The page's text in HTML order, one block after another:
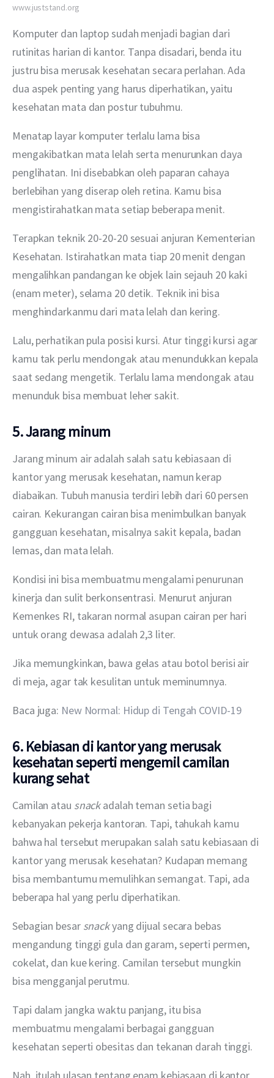
www.juststand.org
Komputer dan laptop sudah menjadi bagian dari
rutinitas harian di kantor. Tanpa disadari, benda itu
justru bisa merusak kesehatan secara perlahan. Ada
dua aspek penting yang harus diperhatikan, yaitu
kesehatan mata dan postur tubuhmu.
Menatap layar komputer terlalu lama bisa
mengakibatkan mata lelah serta menurunkan daya
penglihatan. Ini disebabkan oleh paparan cahaya
berlebihan yang diserap oleh retina. Kamu bisa
mengistirahatkan mata setiap beberapa menit.
Terapkan teknik 20-20-20 sesuai anjuran Kementerian
Kesehatan. Istirahatkan mata tiap 20 menit dengan
mengalihkan pandangan ke objek lain sejauh 20 kaki
(enam meter), selama 20 detik. Teknik ini bisa
menghindarkanmu dari mata lelah dan kering.
Lalu, perhatikan pula posisi kursi. Atur tinggi kursi agar
kamu tak perlu mendongak atau menundukkan kepala
saat sedang mengetik. Terlalu lama mendongak atau
menunduk bisa membuat leher sakit.
5. Jarang minum
Jarang minum air adalah salah satu kebiasaan di
kantor yang merusak kesehatan, namun kerap
diabaikan. Tubuh manusia terdiri lebih dari 60 persen
cairan. Kekurangan cairan bisa menimbulkan banyak
gangguan kesehatan, misalnya sakit kepala, badan
lemas, dan mata lelah.
Kondisi ini bisa membuatmu mengalami penurunan
kinerja dan sulit berkonsentrasi. Menurut anjuran
Kemenkes RI, takaran normal asupan cairan per hari
untuk orang dewasa adalah 2,3 liter.
Jika memungkinkan, bawa gelas atau botol berisi air
di meja, agar tak kesulitan untuk meminumnya.
Baca juga: New Normal: Hidup di Tengah COVID-19
6. Kebiasan di kantor yang merusak
kesehatan seperti mengemil camilan
kurang sehat
Camilan atau snack adalah teman setia bagi
kebanyakan pekerja kantoran. Tapi, tahukah kamu
bahwa hal tersebut merupakan salah satu kebiasaan di
kantor yang merusak kesehatan? Kudapan memang
bisa membantumu memulihkan semangat. Tapi, ada
beberapa hal yang perlu diperhatikan.
Sebagian besar snack yang dijual secara bebas
mengandung tinggi gula dan garam, seperti permen,
cokelat, dan kue kering. Camilan tersebut mungkin
bisa mengganjal perutmu.
Tapi dalam jangka waktu panjang, itu bisa
membuatmu mengalami berbagai gangguan
kesehatan seperti obesitas dan tekanan darah tinggi.